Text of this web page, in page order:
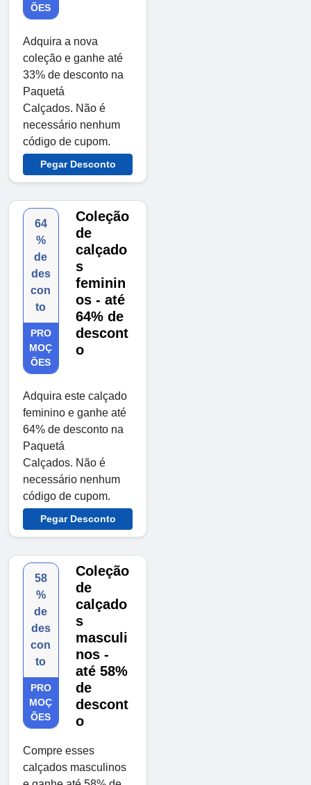
ÕES
Adquira a nova
coleção e ganhe até
33% de desconto na
Paquetá
Calçados. Não é
necessário nenhum
código de cupom.
Pegar Desconto
64
%
de
des
con
to
PRO
MOÇ
ÕES
Coleção
de
calçado
s
feminin
os - até
64% de
descont
o
Adquira este calçado
feminino e ganhe até
64% de desconto na
Paquetá
Calçados. Não é
necessário nenhum
código de cupom.
Pegar Desconto
58
%
de
des
con
to
PRO
MOÇ
ÕES
Coleção
de
calçado
s
masculi
nos -
até 58%
de
descont
o
Compre esses
calçados masculinos